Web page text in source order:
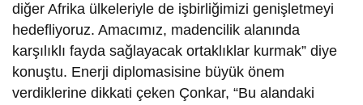
diğer Afrika ülkeleriyle de işbirliğimizi genişletmeyi
hedefliyoruz. Amacımız, madencilik alanında
karşılıklı fayda sağlayacak ortaklıklar kurmak” diye
konuştu. Enerji diplomasisine büyük önem
verdiklerine dikkati çeken Çonkar, “Bu alandaki